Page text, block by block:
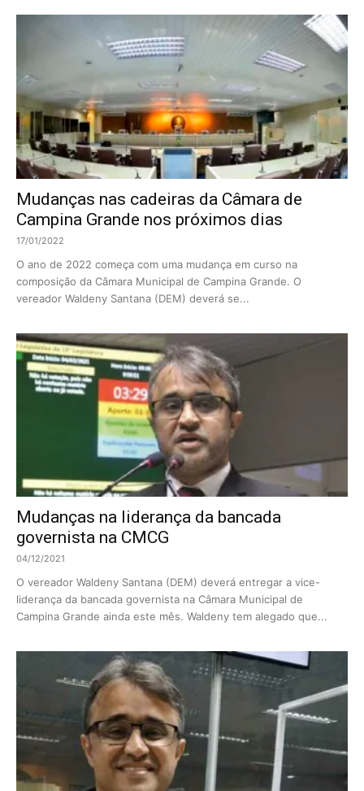
Mudanças nas cadeiras da Câmara de
Campina Grande nos próximos dias
17/01/2022
O ano de 2022 começa com uma mudança em curso na
composição da Câmara Municipal de Campina Grande. O
vereador Waldeny Santana (DEM) deverá se...
Mudanças na liderança da bancada
governista na CMCG
04/12/2021
O vereador Waldeny Santana (DEM) deverá entregar a vice-
liderança da bancada governista na Câmara Municipal de
Campina Grande ainda este mês. Waldeny tem alegado que...